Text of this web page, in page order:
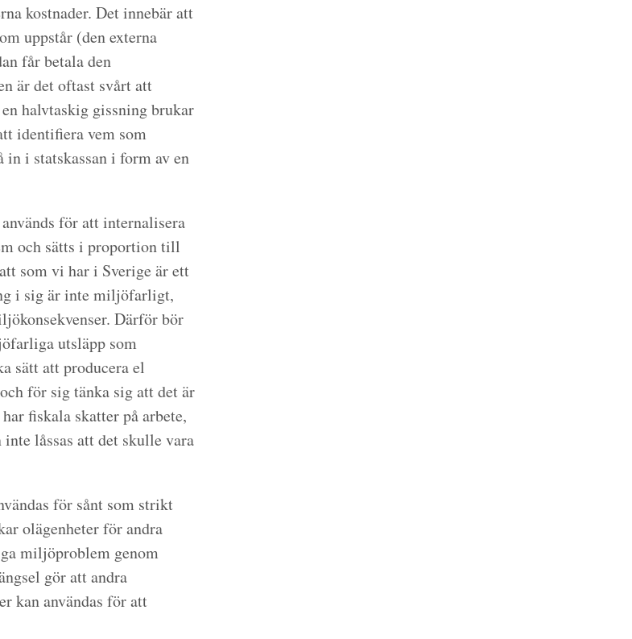
kostnader. Det innebär att
uppstår (den externa
får betala den
är det oftast svårt att
halvtaskig gissning brukar
identifiera vem som
in i statskassan i form av en
för att internalisera
och sätts i proportion till
som vi har i Sverige är ett
i sig är inte miljöfarligt,
Därför bör
utsläpp som
sätt att producera el
för sig tänka sig att det är
fiskala skatter på arbete,
låssas att det skulle vara
för sånt som strikt
olägenheter för andra
miljöproblem genom
gör att andra
kan användas för att